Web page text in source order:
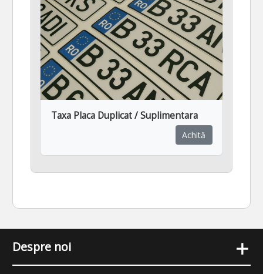
Taxa Placa Duplicat / Suplimentara
Achită
Despre noi
+